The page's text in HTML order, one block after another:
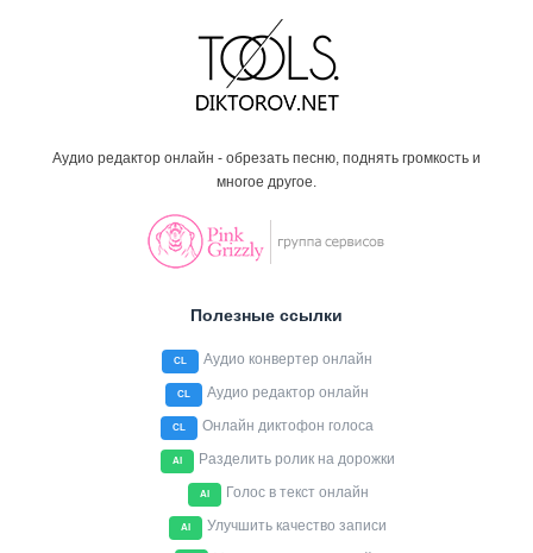
Аудио редактор онлайн - обрезать песню, поднять громкость и
многое другое.
Полезные ссылки
CL Аудио конвертер онлайн
CL Аудио редактор онлайн
CL Онлайн диктофон голоса
AI Разделить ролик на дорожки
AI Голос в текст онлайн
AI Улучшить качество записи